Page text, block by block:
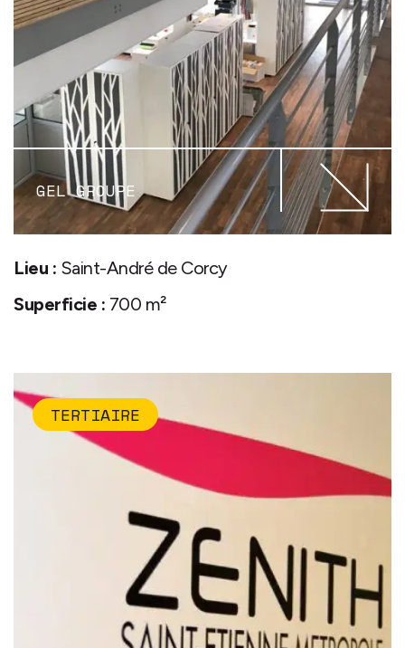
GEL GROUPE
Lieu : Saint-André de Corcy
Superficie : 700 m²
TERTIAIRE